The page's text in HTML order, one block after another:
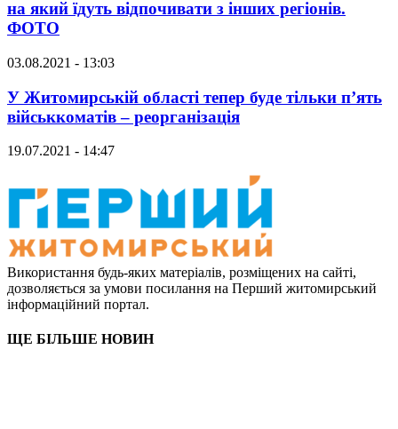
на який їдуть відпочивати з інших регіонів.
ФОТО
03.08.2021 - 13:03
У Житомирській області тепер буде тільки п’ять
військкоматів – реорганізація
19.07.2021 - 14:47
Використання будь-яких матеріалів, розміщених на сайті,
дозволяється за умови посилання на Перший житомирський
інформаційний портал.
ЩЕ БІЛЬШЕ НОВИН